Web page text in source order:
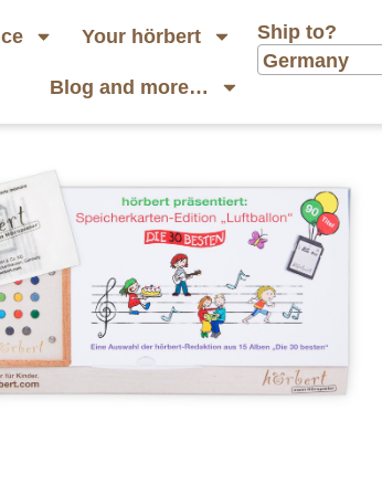
Your hörbert
Blog and more…
Ship to?
Germany